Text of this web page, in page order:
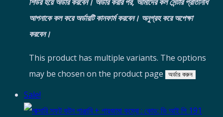
আপনাকে কল করে অর্ডারটি কানফার্ম করবেন। অনুগ্রহ করে অপেক্ষা
করবেন।
This product has multiple variants. The options
may be chosen on the product page
অর্ডার করুন
Sale!